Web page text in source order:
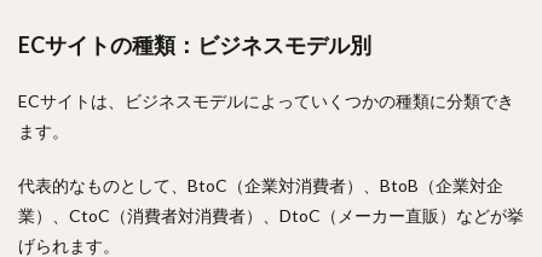
ECサイトの種類：ビジネスモデル別
ECサイトは、ビジネスモデルによっていくつかの種類に分類でき
ます。
代表的なものとして、BtoC（企業対消費者）、BtoB（企業対企
業）、CtoC（消費者対消費者）、DtoC（メーカー直販）などが挙
げられます。